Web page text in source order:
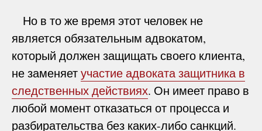
Но в то же время этот человек не
является обязательным адвокатом,
который должен защищать своего клиента,
не заменяетучастие адвоката защитника в
следственных действиях. Он имеет право в
любой момент отказаться от процесса и
разбирательства без каких-либо санкций.